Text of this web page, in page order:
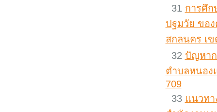
31 การศึก
ปฐมวัย ขอ
สกลนคร เ
32 ปัญหาก
ตำบลหนอง
709
33 แนวทา